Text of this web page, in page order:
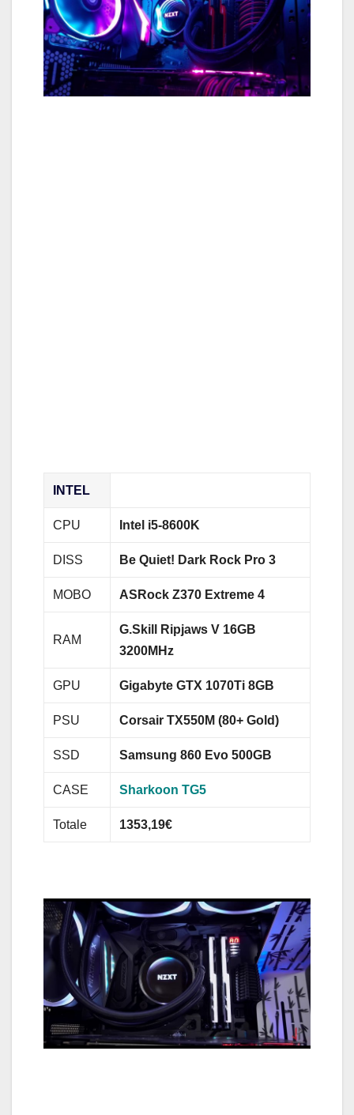
INTEL
CPU Intel i5-8600K
DISS Be Quiet! Dark Rock Pro 3
MOBO ASRock Z370 Extreme 4
RAM
G.Skill Ripjaws V 16GB
3200MHz
GPU Gigabyte GTX 1070Ti 8GB
PSU Corsair TX550M (80+ Gold)
SSD Samsung 860 Evo 500GB
CASE Sharkoon TG5
Totale 1353,19€